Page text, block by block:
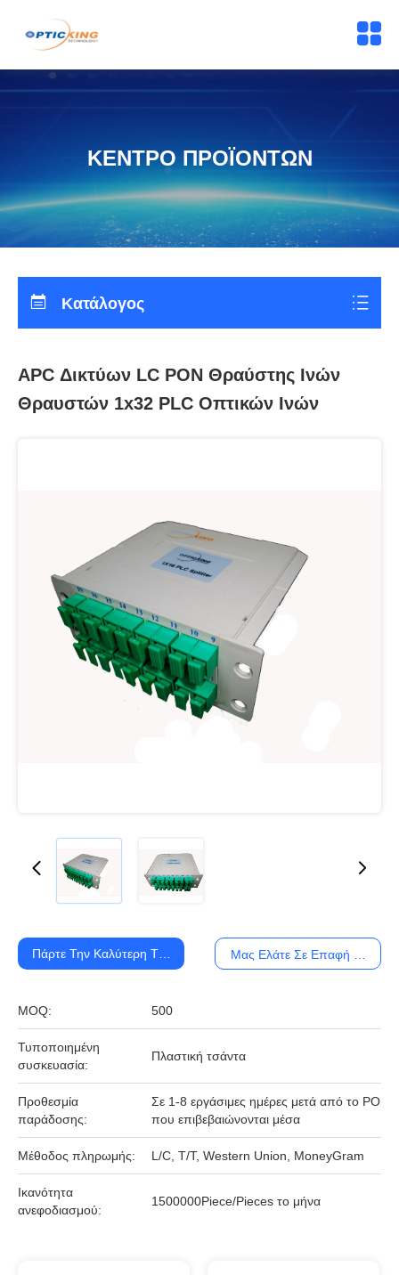
ΚΕΝΤΡΟ ΠΡΟΪΟΝΤΩΝ
Κατάλογος
APC Δικτύων LC PON Θραύστης Ινών
Θραυστών 1x32 PLC Οπτικών Ινών
MOQ: 500
Τυποποιημένη
συσκευασία:
Πλαστική τσάντα
Προθεσμία
παράδοσης:
Σε 1-8 εργάσιμες ημέρες μετά από το PO
που επιβεβαιώνονται μέσα
Μέθοδος πληρωμής: L/C, T/T, Western Union, MoneyGram
Ικανότητα
ανεφοδιασμού:
1500000Piece/Pieces το μήνα
Πάρτε Την Καλύτερη Τιμή Μας Ελάτε Σε Επαφή Με